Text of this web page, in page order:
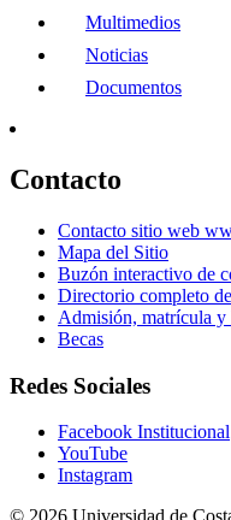
Multimedios
Noticias
Documentos
Contacto
Contacto sitio web
Mapa del Sitio
Buzón interactivo de
Directorio completo
Admisión, matrícula y
Becas
Redes Sociales
Facebook Institucional
YouTube
Instagram